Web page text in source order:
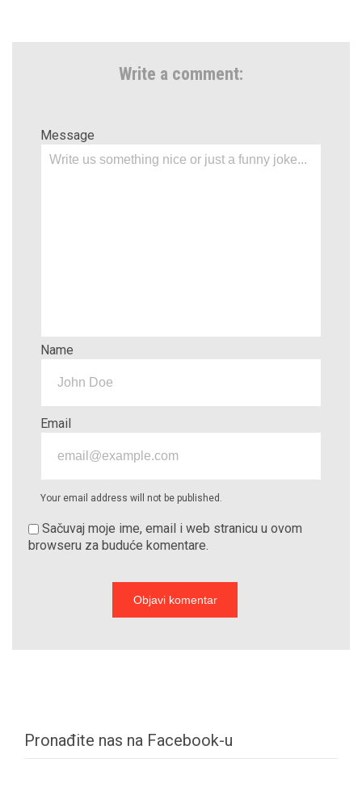
Write a comment:
Message
Name
Email
Your email address will not be published.
Sačuvaj moje ime, email i web stranicu u ovom
browseru za buduće komentare.
Pronađite nas na Facebook-u